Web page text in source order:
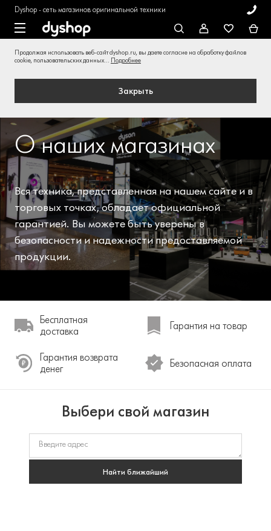
Dyshop - сеть магазинов оригинальной техники
Продолжая использовать веб-сайт dyshop.ru, вы даете согласие на обработку файлов
cookie, пользовательских данных... Подробнее
Закрыть
О наших магазинах
Вся техника, представленная на нашем сайте и в
торговых точках, обладает официальной
гарантией. Вы можете быть уверены в
безопасности и надежности предоставляемой
продукции.
Бесплатная
доставка
Гарантия на товар
Гарантия возврата
денег
Безопасная оплата
Выбери свой магазин
Найти ближайший